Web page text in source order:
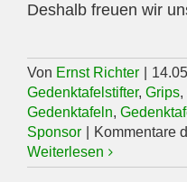
Deshalb freuen wir
Von Ernst Richter
Gedenktafelstifter, Grips,
Gedenktafeln,
Sponsor
Kommentare
Weiterlesen